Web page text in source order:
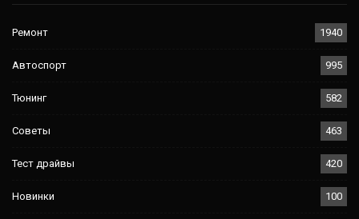
Ремонт 1940
Автоспорт 995
Тюнинг 582
Советы 463
Тест драйвы 420
Новинки 100